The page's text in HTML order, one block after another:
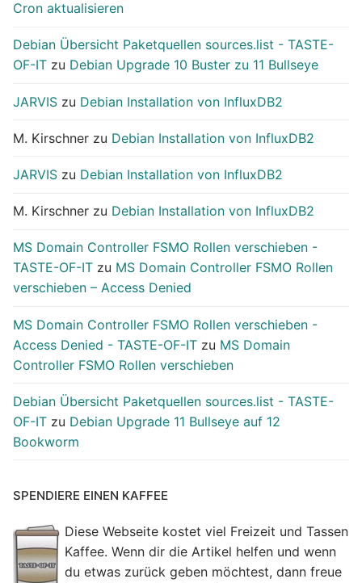
Cron aktualisieren
Debian Übersicht Paketquellen sources.list - TASTE-
OF-IT zu Debian Upgrade 10 Buster zu 11 Bullseye
JARVIS zu Debian Installation von InfluxDB2
M. Kirschner zu Debian Installation von InfluxDB2
JARVIS zu Debian Installation von InfluxDB2
M. Kirschner zu Debian Installation von InfluxDB2
MS Domain Controller FSMO Rollen verschieben -
TASTE-OF-IT zu MS Domain Controller FSMO Rollen
verschieben – Access Denied
MS Domain Controller FSMO Rollen verschieben -
Access Denied - TASTE-OF-IT zu MS Domain
Controller FSMO Rollen verschieben
Debian Übersicht Paketquellen sources.list - TASTE-
OF-IT zu Debian Upgrade 11 Bullseye auf 12
Bookworm
SPENDIERE EINEN KAFFEE
Diese Webseite kostet viel Freizeit und Tassen
Kaffee. Wenn dir die Artikel helfen und wenn
du etwas zurück geben möchtest, dann freue